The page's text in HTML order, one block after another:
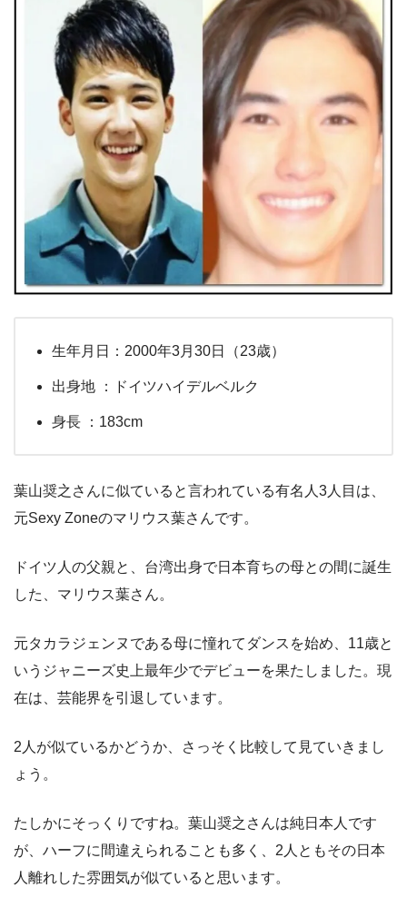
生年月日：2000年3月30日（23歳）
出身地 ：ドイツハイデルベルク
身長 ：183cm
葉山奨之さんに似ていると言われている有名人3人目は、
元Sexy Zoneのマリウス葉さんです。
ドイツ人の父親と、台湾出身で日本育ちの母との間に誕生
した、マリウス葉さん。
元タカラジェンヌである母に憧れてダンスを始め、11歳と
いうジャニーズ史上最年少でデビューを果たしました。現
在は、芸能界を引退しています。
2人が似ているかどうか、さっそく比較して見ていきまし
ょう。
たしかにそっくりですね。葉山奨之さんは純日本人です
が、ハーフに間違えられることも多く、2人ともその日本
人離れした雰囲気が似ていると思います。